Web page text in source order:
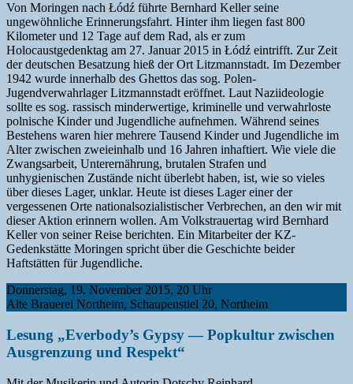
Von Moringen nach Łódź führte Bernhard Keller seine
ungewöhnliche Erinnerungsfahrt. Hinter ihm liegen fast 800
Kilometer und 12 Tage auf dem Rad, als er zum
Holocaustgedenktag am 27. Januar 2015 in Łódź eintrifft. Zur Zeit
der deutschen Besatzung hieß der Ort Litzmannstadt. Im Dezember
1942 wurde innerhalb des Ghettos das sog. Polen-
Jugendverwahrlager Litzmannstadt eröffnet. Laut Naziideologie
sollte es sog. rassisch minderwertige, kriminelle und verwahrloste
polnische Kinder und Jugendliche aufnehmen. Während seines
Bestehens waren hier mehrere Tausend Kinder und Jugendliche im
Alter zwischen zweieinhalb und 16 Jahren inhaftiert. Wie viele die
Zwangsarbeit, Unterernährung, brutalen Strafen und
unhygienischen Zustände nicht überlebt haben, ist, wie so vieles
über dieses Lager, unklar. Heute ist dieses Lager einer der
vergessenen Orte nationalsozialistischer Verbrechen, an den wir mit
dieser Aktion erinnern wollen. Am Volkstrauertag wird Bernhard
Keller von seiner Reise berichten. Ein Mitarbeiter der KZ-
Gedenkstätte Moringen spricht über die Geschichte beider
Haftstätten für Jugendliche.
Donnerstag, 19. November 2015, 20 Uhr
Alte Brauerei Northeim, Schaupenstiel 20, Northeim
Lesung „Everbody’s Gypsy — Popkultur zwischen
Ausgrenzung und Respekt“